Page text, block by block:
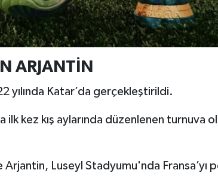
ARJANTİN
yılında Katar’da gerçekleştirildi.
ilk kez kış aylarında düzenlenen turnuva
Arjantin, Luseyl Stadyumu'nda Fransa’yı